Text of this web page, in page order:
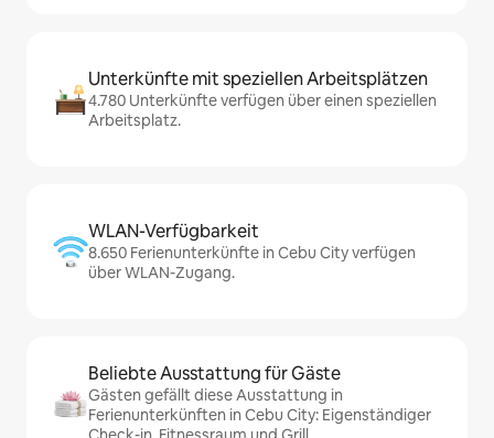
Unterkünfte mit speziellen Arbeitsplätzen
4.780 Unterkünfte verfügen über einen speziellen
Arbeitsplatz.
WLAN-Verfügbarkeit
8.650 Ferienunterkünfte in Cebu City verfügen
über WLAN-Zugang.
Beliebte Ausstattung für Gäste
Gästen gefällt diese Ausstattung in
Ferienunterkünften in Cebu City: Eigenständiger